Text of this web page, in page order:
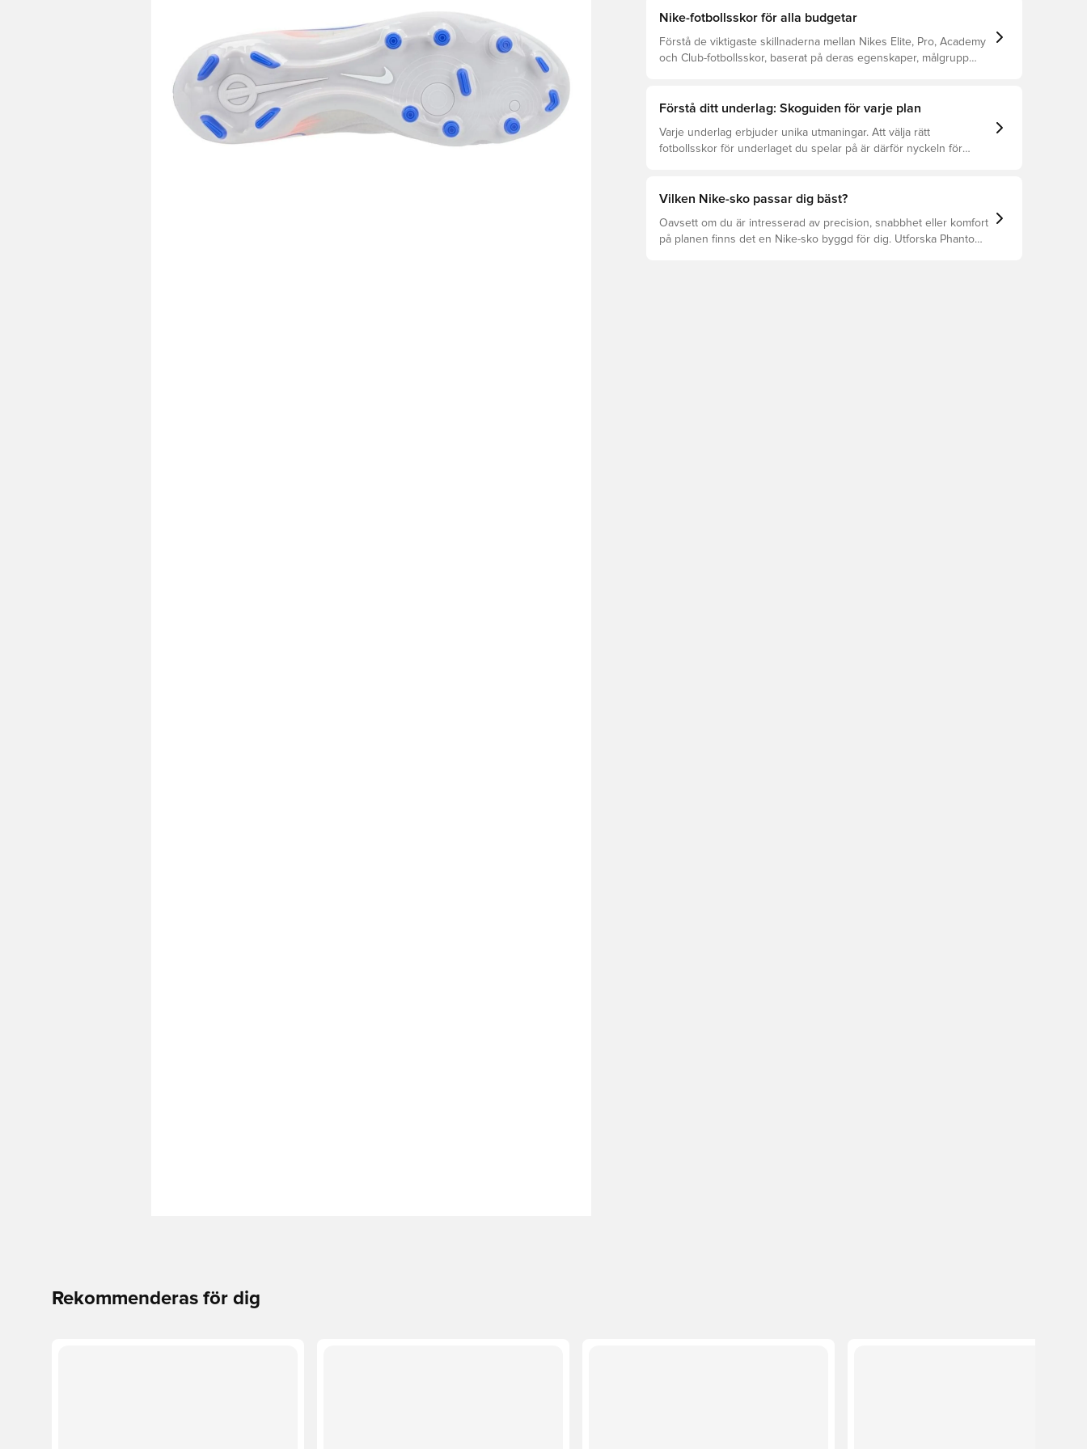
Nike-fotbollsskor för alla budgetar
Förstå de viktigaste skillnaderna mellan Nikes Elite, Pro, Academy
och Club-fotbollsskor, baserat på deras egenskaper, målgrupp
Förstå ditt underlag: Skoguiden för varje plan
Varje underlag erbjuder unika utmaningar. Att välja rätt
fotbollsskor för underlaget du spelar på är därför nyckeln för
underlagen.
Vilken Nike-sko passar dig bäst?
Oavsett om du är intresserad av precision, snabbhet eller komfort
på planen finns det en Nike-sko byggd för dig. Utforska Phantom,
Rekommenderas för dig